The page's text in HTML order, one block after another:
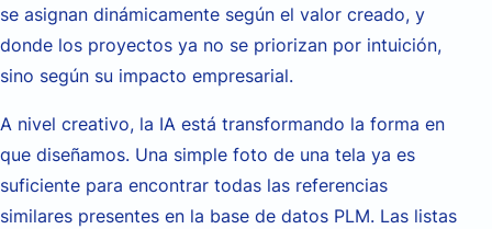
se asignan dinámicamente según el valor creado, y
donde los proyectos ya no se priorizan por intuición,
sino según su impacto empresarial.
A nivel creativo, la IA está transformando la forma en
que diseñamos. Una simple foto de una tela ya es
suficiente para encontrar todas las referencias
similares presentes en la base de datos PLM. Las listas